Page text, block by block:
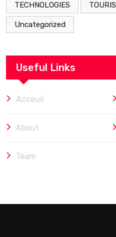
TECHNOLOGIES
Uncategorized
Useful Links
Acceuil
About
Team